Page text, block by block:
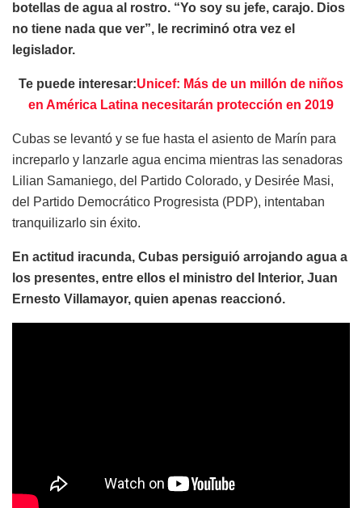
botellas de agua al rostro. “Yo soy su jefe, carajo. Dios
no tiene nada que ver”, le recriminó otra vez el
legislador.
Te puede interesar:Unicef: Más de un millón de niños
en América Latina necesitarán protección en 2019
Cubas se levantó y se fue hasta el asiento de Marín para
increparlo y lanzarle agua encima mientras las senadoras
Lilian Samaniego, del Partido Colorado, y Desirée Masi,
del Partido Democrático Progresista (PDP), intentaban
tranquilizarlo sin éxito.
En actitud iracunda, Cubas persiguió arrojando agua a
los presentes, entre ellos el ministro del Interior, Juan
Ernesto Villamayor, quien apenas reaccionó.